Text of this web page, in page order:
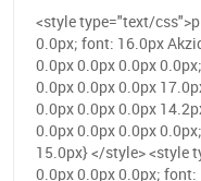
<style type="text/
0.0px; font: 16.0px
0.0px 0.0px 0.0px
0.0px 0.0px 0.0px
0.0px 0.0px 0.0px
0.0px 0.0px 0.0px
15.0px} </style> <style
0.0px 0.0px 0.0px;